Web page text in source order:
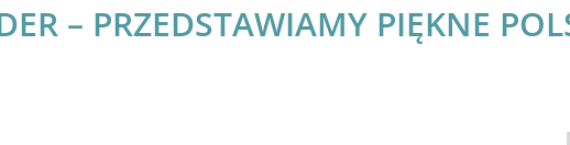
– PRZEDSTAWIAMY PIĘKNE